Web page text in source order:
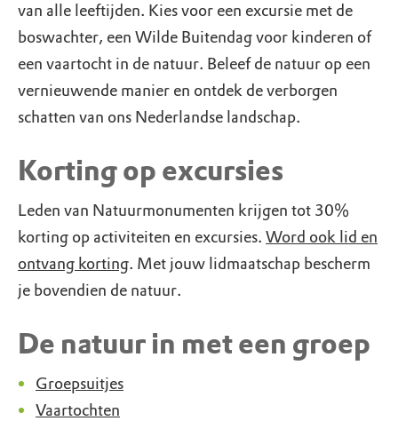
van alle leeftijden. Kies voor een excursie met de
boswachter, een Wilde Buitendag voor kinderen of
een vaartocht in de natuur. Beleef de natuur op een
vernieuwende manier en ontdek de verborgen
schatten van ons Nederlandse landschap.
Korting op excursies
Leden van Natuurmonumenten krijgen tot 30%
korting op activiteiten en excursies. Word ook lid en
ontvang korting. Met jouw lidmaatschap bescherm
je bovendien de natuur.
De natuur in met een groep
Groepsuitjes
Vaartochten